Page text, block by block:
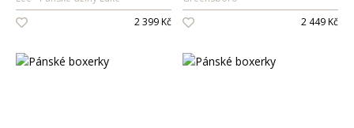
2 399 Kč
2 449 Kč